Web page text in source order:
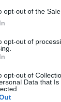
opt-out of the
opt-out of
opt-out of
Data that
e-cars.hu -